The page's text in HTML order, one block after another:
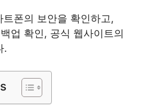
폰의 보안을 확인하고,
업 확인, 공식 웹사이트의
.